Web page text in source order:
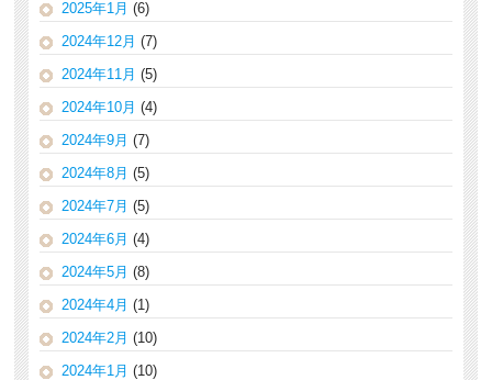
2025年1月 (6)
2024年12月 (7)
2024年11月 (5)
2024年10月 (4)
2024年9月 (7)
2024年8月 (5)
2024年7月 (5)
2024年6月 (4)
2024年5月 (8)
2024年4月 (1)
2024年2月 (10)
2024年1月 (10)